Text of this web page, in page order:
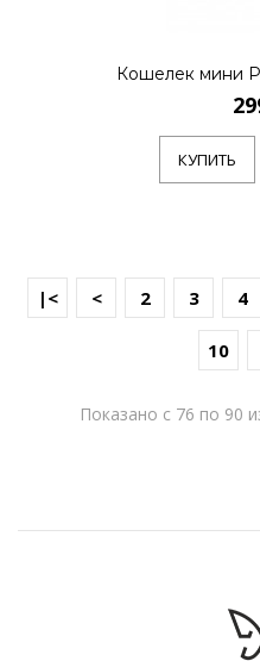
Кошелек мини
КУПИТЬ
|< < 2 3 4
10
Показано с 76 по 90